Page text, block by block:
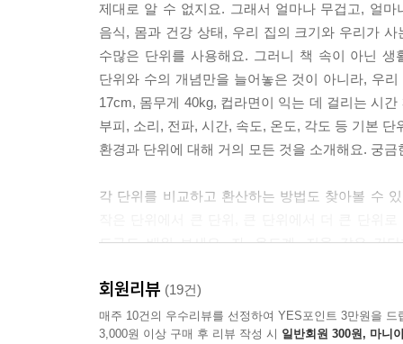
제대로 알 수 없지요. 그래서 얼마나 무겁고, 얼마
음식, 몸과 건강 상태, 우리 집의 크기와 우리가
수많은 단위를 사용해요. 그러니 책 속이 아닌
단위와 수의 개념만을 늘어놓은 것이 아니라, 우
17cm, 몸무게 40kg, 컵라면이 익는 데 걸리는 시
부피, 소리, 전파, 시간, 속도, 온도, 각도 등 기본
환경과 단위에 대해 거의 모든 것을 소개해요. 궁
각 단위를 비교하고 환산하는 방법도 찾아볼 수
도구도 배워 보세요. 자, 온도계, 저울 같은 간
‘천 리 길도 한 걸음부터’에 숨은 단위는? 단위에
회원리뷰 (19건)
매주 10건의 우수리뷰를 선정하여 YES포인트 3만원을 드
3,000원 이상 구매 후 리뷰 작성 시 일반회원 300원, 마니